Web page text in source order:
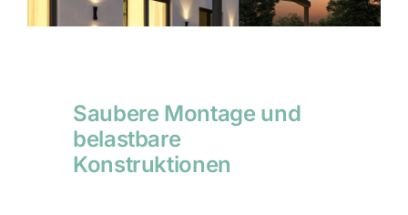
Saubere Montage und
belastbare
Konstruktionen